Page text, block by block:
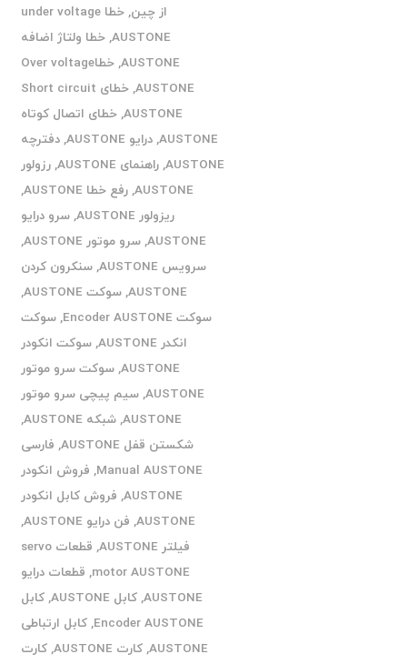
از چین,
خطا under voltage
AUSTONE
,خطا ولتاژ اضافه
AUSTONE
,
خطاOver voltage
AUSTONE
,
خطای Short circuit
AUSTONE
,خطای اتصال کوتاه
AUSTONE
,درایو AUSTONE ,دفترچه
AUSTONE
,راهنمای AUSTONE ,رزولور
AUSTONE
,رفع خطا AUSTONE
,
ریزولور AUSTONE
,سرو درایو
AUSTONE
,سرو موتور AUSTONE
,
سرویس AUSTONE
,سنکرون کردن
AUSTONE
,سوکت AUSTONE
,
سوکت Encoder AUSTONE
,سوکت
انکدر AUSTONE
,سوکت انکودر
AUSTONE
,سوکت سرو موتور
AUSTONE
,سیم پیچی سرو موتور
AUSTONE
,شبکه AUSTONE
,
شکستن قفل AUSTONE
, فارسی
Manual AUSTONE
, فروش انکودر
AUSTONE
, فروش کابل انکودر
AUSTONE
, فن درایو AUSTONE
,
فیلتر AUSTONE
,
قطعات servo
motor AUSTONE
, قطعات درایو
AUSTONE
,کابل AUSTONE ,کابل
Encoder AUSTONE
,کابل ارتباطی
AUSTONE
,کارت AUSTONE ,کارت